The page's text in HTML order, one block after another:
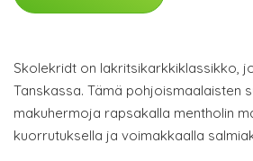
Skolekridt on lakritsikarkkiklassikko,
Tanskassa. Tämä pohjoismaalaisten
makuhermoja rapsakalla mentholin
kuorrutuksella ja voimakkaalla